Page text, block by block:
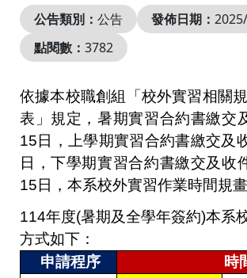
公告類別： 公告 發佈日期：
點閱數： 3782
依據本校職創組「校外實習相關
表」規定，暑期實習合約書繳交
15 日，上學期實習合約書繳交及
日，下學期實習合約書繳交及收
15 日，本系校外實習作業時間規畫
114年度(暑期及全學年簽約)本系
方式如下：
申請程序
時